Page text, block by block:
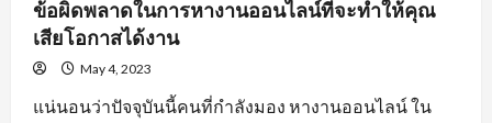
ข้อผิดพลาดในการหางานออนไลน์ที่จะทำให้คุณ
เสียโอกาสได้งาน
May 4, 2023
แน่นอนว่าปัจจุบันนี้คนที่กำลังมอง หางานออนไลน์ ใน